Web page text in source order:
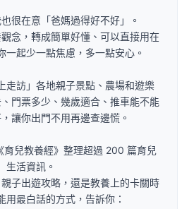
很在意「爸媽過得好不好」。
念，轉成簡單好懂、可以直接用在
一起少一點焦慮，多一點安心。
走訪」各地親子景點、農場和遊樂
門票多少、幾歲適合、推車能不能
讓你出門不用再邊查邊慌。
育兒教養經》整理超過 200 篇育兒
生活資訊。
子出遊攻略，還是教養上的卡關時
用最白話的方式，告訴你：